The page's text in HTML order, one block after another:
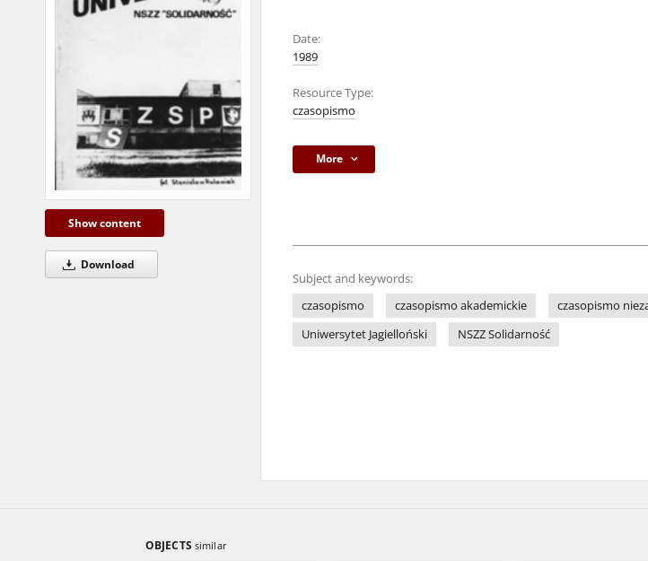
Show content
Download
Date:
1989
Resource Type:
czasopismo
More
Subject and keywords:
czasopismo
czasopismo akademickie czasopismo
Uniwersytet Jagielloński
NSZZ Solidarność
OBJECTS similar